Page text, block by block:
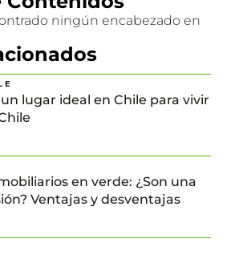
ningún encabezado en
lugar ideal en Chile para vivir
en verde: ¿Son una
Ventajas y desventajas